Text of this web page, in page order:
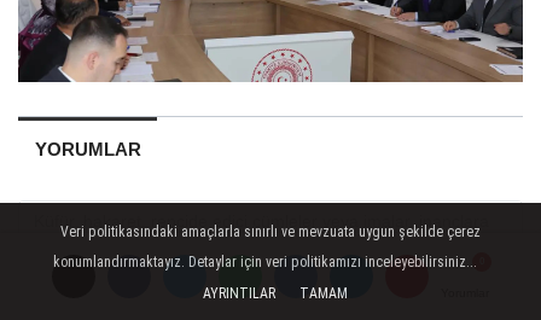
YORUMLAR
Veri politikasındaki amaçlarla sınırlı ve mevzuata uygun şekilde çerez
konumlandırmaktayız. Detaylar için veri politikamızı inceleyebilirsiniz...
AYRINTILAR
TAMAM